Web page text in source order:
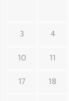
3 4
10 11
17 18